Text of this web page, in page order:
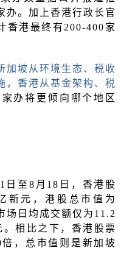
办。加上香港行政长官
香港最终有200-400家
加坡从环境生态、税收
，香港从基金架构、税
办将更倾向哪个地区
日至8月18日，香港股
新元，港股总市值为
场日均成交额仅为11.2
相比之下，香港股票
，总市值则是新加坡